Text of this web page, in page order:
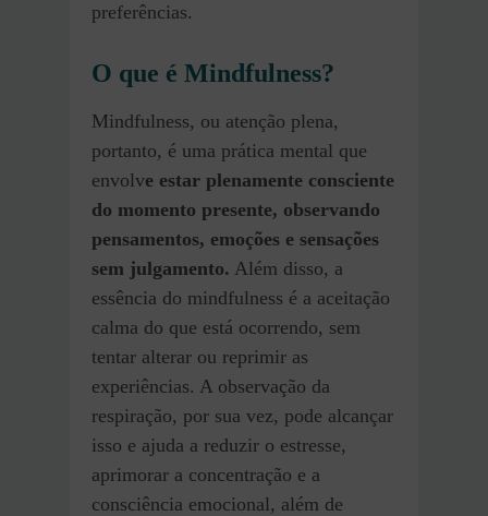
preferências.
O que é Mindfulness?
Mindfulness, ou atenção plena,
portanto, é uma prática mental que
envolve estar plenamente consciente
do momento presente, observando
pensamentos, emoções e sensações
sem julgamento. Além disso, a
essência do mindfulness é a aceitação
calma do que está ocorrendo, sem
tentar alterar ou reprimir as
experiências. A observação da
respiração, por sua vez, pode alcançar
isso e ajuda a reduzir o estresse,
aprimorar a concentração e a
consciência emocional, além de